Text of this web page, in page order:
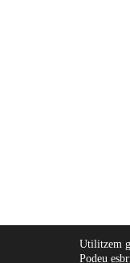
Utilitzem
Podeu